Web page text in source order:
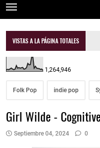
VISTAS A LA PÁGINA TOTALES
1,264,946
Folk Pop indie pop
Girl Wilde -
Septiembre 04, 2024 0